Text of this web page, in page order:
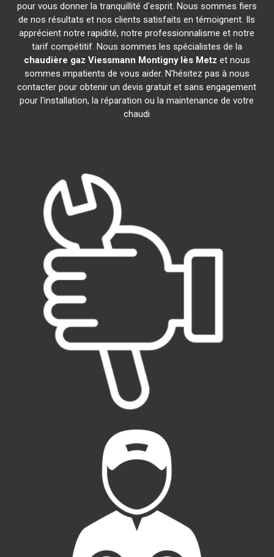
pour vous donner la tranquillité d'esprit. Nous sommes fiers
de nos résultats et nos clients satisfaits en témoignent. Ils
apprécient notre rapidité, notre professionnalisme et notre
tarif compétitif. Nous sommes les spécialistes de la
chaudière gaz Viessmann Montigny lès Metz et nous
sommes impatients de vous aider. N'hésitez pas à nous
contacter pour obtenir un devis gratuit et sans engagement
pour l'installation, la réparation ou la maintenance de votre
chaudi